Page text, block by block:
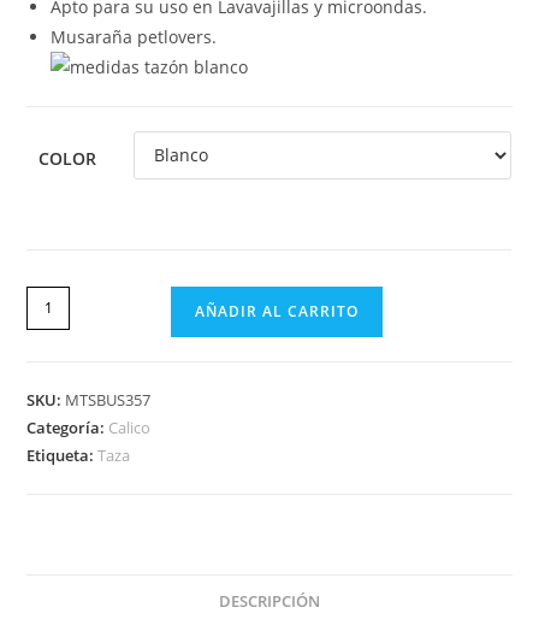
Apto para su uso en Lavavajillas y microondas.
Musaraña petlovers.
COLOR
AÑADIR AL CARRITO
SKU: MTSBUS357
Categoría: Calico
Etiqueta:Taza
DESCRIPCIÓN